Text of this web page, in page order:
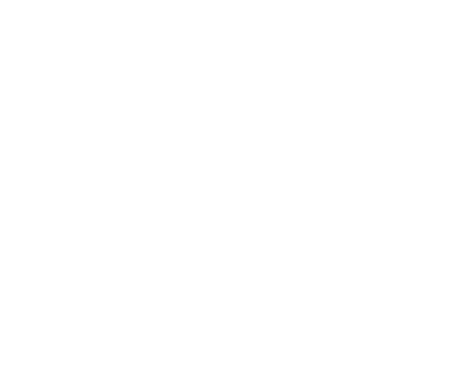
DUO 2-3 (ЦВЕТ ПОЛОТНА АЛМАЗНО
Алмазно белый) с остеклением. Возможна окраска акриловой
RAL.
нам